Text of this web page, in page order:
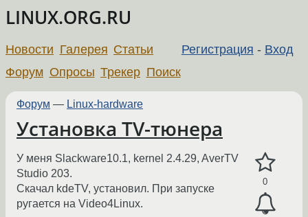
LINUX.ORG.RU
Регистрация - Вход
Новости Галерея Статьи
Форум Опросы Трекер Поиск
Форум — Linux-hardware
Установка TV-тюнера
0
У меня Slackware10.1, kernel 2.4.29, AverTV
Studio 203.
Скачал kdeTV, установил. При запуске
ругается на Video4Linux.